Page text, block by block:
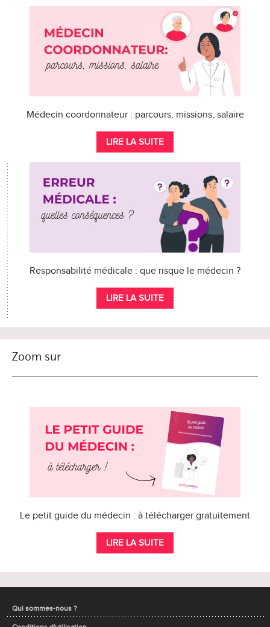
Médecin coordonnateur : parcours, missions, salaire
LIRE LA SUITE
Responsabilité médicale : que risque le médecin ?
LIRE LA SUITE
Zoom sur
Le petit guide du médecin : à télécharger gratuitement
LIRE LA SUITE
Qui sommes-nous ?